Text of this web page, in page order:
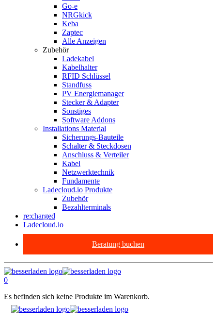
Go-e
NRGkick
Keba
Zaptec
Alle Anzeigen
Zubehör
Ladekabel
Kabelhalter
RFID Schlüssel
Standfuss
PV Energiemanager
Stecker & Adapter
Sonstiges
Software Addons
Installations Material
Sicherungs-Bauteile
Schalter & Steckdosen
Anschluss & Verteiler
Kabel
Netzwerktechnik
Fundamente
Ladecloud.io Produkte
Zubehör
Bezahlterminals
re:charged
Ladecloud.io
Beratung buchen
0
Es befinden sich keine Produkte im Warenkorb.